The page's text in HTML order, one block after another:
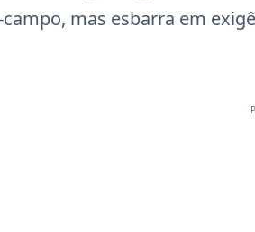
mas esbarra em